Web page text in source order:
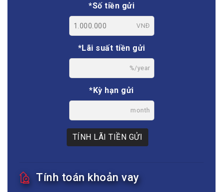
*Số tiền gửi
VNĐ
*Lãi suất tiền gửi
%/year
*Kỳ hạn gửi
month
TÍNH LÃI TIỀN GỬI
Tính toán khoản vay